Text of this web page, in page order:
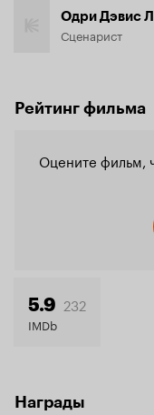
Одри Дэвис
Сценарист
Рейтинг фильма
Оцените фильм,
5.9 232
IMDb
Награды